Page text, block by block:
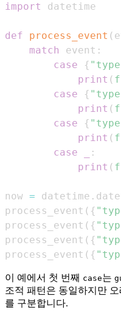
import
def process_event (
match
event :
case
{
print (
case
{
print (
case
{
print (
case
:
print (
now = datetime .
process_event ( {
process_event ( {
process_event ( {
process_event ( {
이 예에서 첫 번째 case는
조적 패턴은 동일하지만
를 구분합니다.